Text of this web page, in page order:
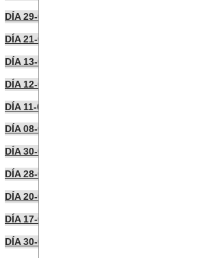
DÍA 29-05-2026
DÍA 21-05-2026
DÍA 13-05-2026
DÍA 12-05-2026
DÍA 11-05-2026
DÍA 08-05-2026
DÍA 30-04-2026
DÍA 28-04-2026
DÍA 20-04-2026
DÍA 17-04-2026
DÍA 30-03-2026